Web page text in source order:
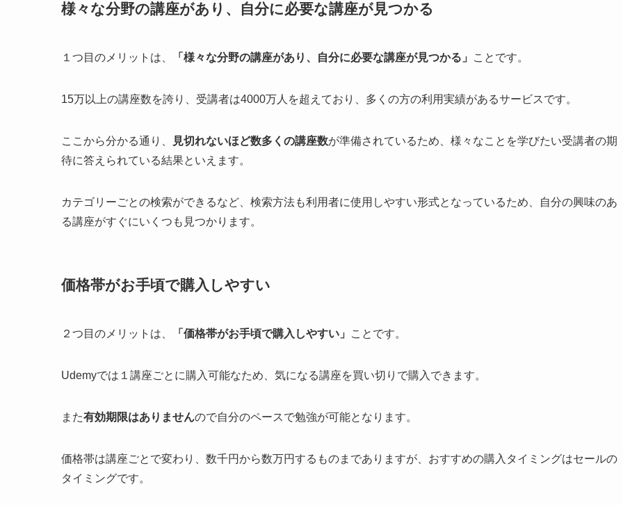
様々な分野の講座があり、自分に必要な講座が見つかる
１つ目のメリットは、 「様々な分野の講座があり、自分に必要な講座が見つかる」 ことです。
15万以上の講座数を誇り、受講者は4000万人を超えており、多くの方の利用実績があるサービスです。
ここから分かる通り、 見切れないほど数多くの講座数が準備されているため、様々なことを学びたい受講者の期
待に答えられている結果といえます。
カテゴリーごとの検索ができるなど、検索方法も利用者に使用しやすい形式となっているため、自分の興味のあ
る講座がすぐにいくつも見つかります。
価格帯がお手頃で購入しやすい
２つ目のメリットは、 「価格帯がお手頃で購入しやすい」 ことです。
Udemyでは１講座ごとに購入可能なため、気になる講座を買い切りで購入できます。
また有効期限はありませんので自分のペースで勉強が可能となります。
価格帯は講座ごとで変わり、数千円から数万円するものまでありますが、おすすめの購入タイミングはセールの
タイミングです。